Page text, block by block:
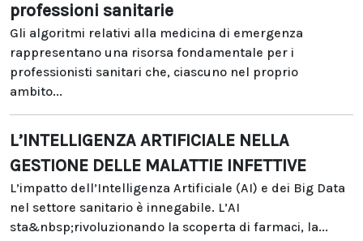
professioni sanitarie
Gli algoritmi relativi alla medicina di emergenza
rappresentano una risorsa fondamentale per i
professionisti sanitari che, ciascuno nel proprio
ambito...
L’INTELLIGENZA ARTIFICIALE NELLA
GESTIONE DELLE MALATTIE INFETTIVE
L’impatto dell’Intelligenza Artificiale (AI) e dei Big Data
nel settore sanitario è innegabile. L’AI
sta&nbsp;rivoluzionando la scoperta di farmaci, la...